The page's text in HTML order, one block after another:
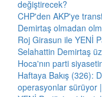
değiştirecek?
CHP'den AKP'ye
Demirtaş olmadan
Roj Girasun ile YENİ
Selahattin Demirtaş
Hoca'nın parti
Haftaya Bakış (326):
operasyonlar sürüyor